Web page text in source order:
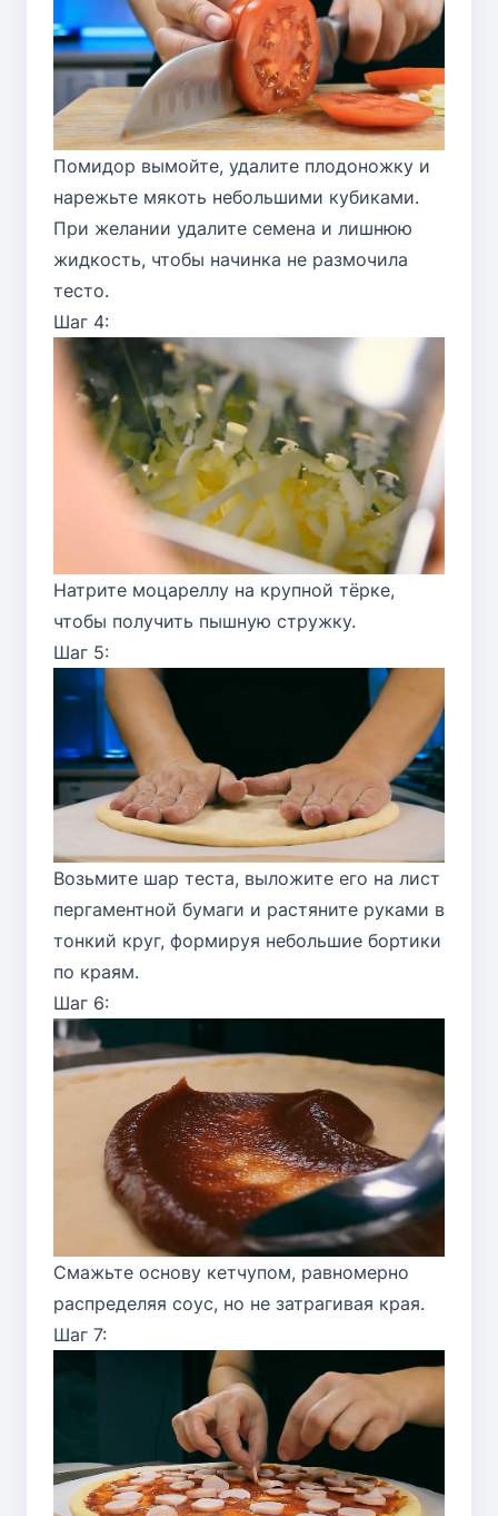
Помидор вымойте, удалите плодоножку и
нарежьте мякоть небольшими кубиками.
При желании удалите семена и лишнюю
жидкость, чтобы начинка не размочила
тесто.
Шаг 4:
Натрите моцареллу на крупной тёрке,
чтобы получить пышную стружку.
Шаг 5:
Возьмите шар теста, выложите его на лист
пергаментной бумаги и растяните руками в
тонкий круг, формируя небольшие бортики
по краям.
Шаг 6:
Смажьте основу кетчупом, равномерно
распределяя соус, но не затрагивая края.
Шаг 7: